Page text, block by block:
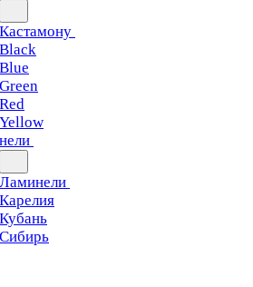
Кастамону
Black
Blue
Green
Red
Yellow
Ламинели
Карелия
Кубань
Сибирь